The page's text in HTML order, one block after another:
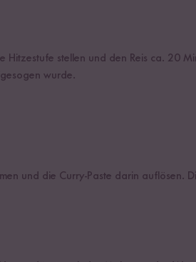
stellen und den Reis ca. 20
wurde.
und die Curry-Paste darin auflösen.